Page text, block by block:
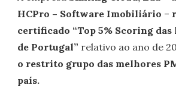
HCPro – Software Imobiliário –
certificado “Top 5% Scoring das
de Portugal” relativo ao ano de
o restrito grupo das melhores
país.